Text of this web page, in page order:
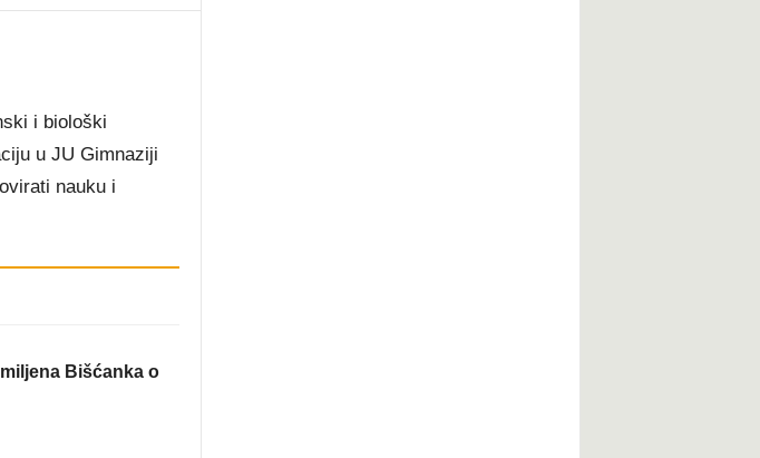
i biološki
u JU Gimnaziji
nauku i
Bišćanka o